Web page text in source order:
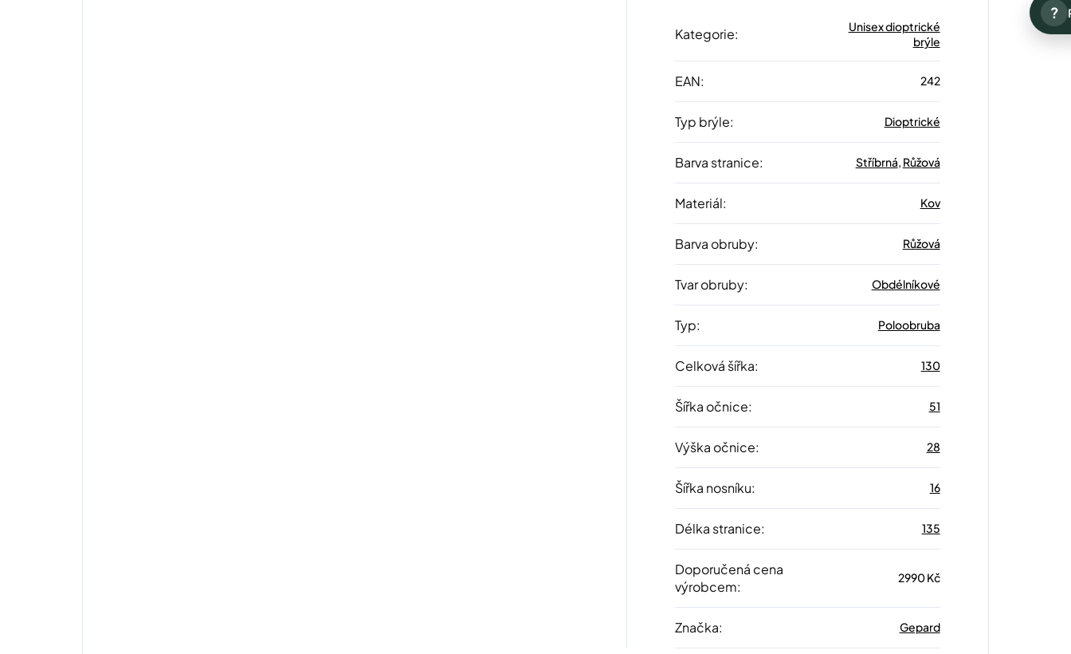
Kategorie:
Unisex dioptrické
brýle
EAN: 242
Typ brýle: Dioptrické
Barva stranice: Stříbrná, Růžová
Materiál: Kov
Barva obruby: Růžová
Tvar obruby: Obdélníkové
Typ: Poloobruba
Celková šířka: 130
Šířka očnice: 51
Výška očnice: 28
Šířka nosníku: 16
Délka stranice: 135
Doporučená cena
výrobcem:
2990 Kč
Značka: Gepard
?